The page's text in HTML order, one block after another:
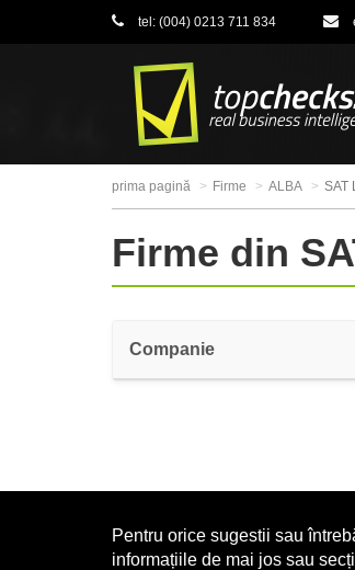
tel: (004) 0213 711 834
prima pagină Firme ALBA SAT
Firme din
Companie
Pentru orice sugestii sau
informațiile de mai jos sau